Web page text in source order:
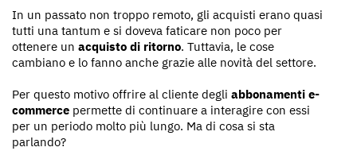
In un passato non troppo remoto, gli acquisti erano quasi
tutti una tantum e si doveva faticare non poco per
ottenere un acquisto di ritorno. Tuttavia, le cose
cambiano e lo fanno anche grazie alle novità del settore.
Per questo motivo offrire al cliente degli abbonamenti e-
commerce permette di continuare a interagire con essi
per un periodo molto più lungo. Ma di cosa si sta
parlando?